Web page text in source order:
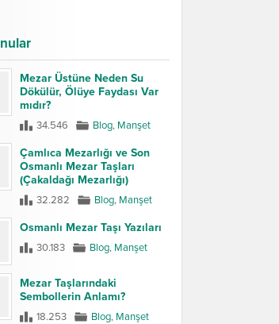
Mezar Üstüne Neden Su
Dökülür, Ölüye Faydası Var
mıdır?
34.546 Blog, Manşet
Çamlıca Mezarlığı ve Son
Osmanlı Mezar Taşları
(Çakaldağı Mezarlığı)
32.282 Blog, Manşet
Osmanlı Mezar Taşı Yazıları
30.183 Blog, Manşet
Mezar Taşlarındaki
Sembollerin Anlamı?
18.253 Blog, Manşet